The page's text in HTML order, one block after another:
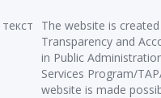
The website is
Transparency and
in Public
Services Program/
website is made